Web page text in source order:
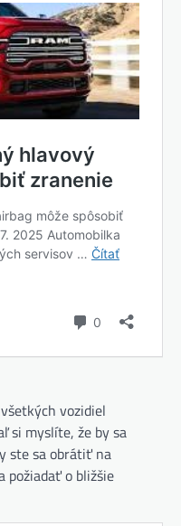
vozidiel
si myslíte, že by sa
ste sa obrátiť na
požiadať o bližšie